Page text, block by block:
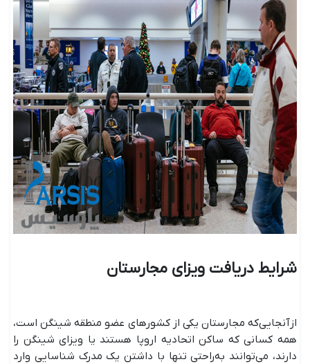
شرایط دریافت ویزای مجارستان
ازآنجایی‌که مجارستان یکی از کشورهای عضو منطقه شینگن است،
همه کسانی که ساکن اتحادیه اروپا هستند یا ویزای شینگن را
دارند، می‌توانند به‌راحتی تنها با داشتن یک مدرک شناسایی وارد